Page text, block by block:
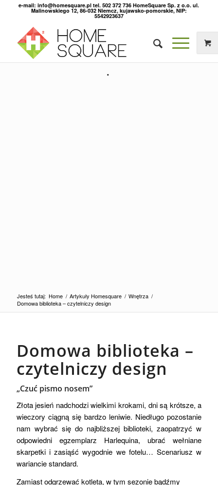
e-mail: info@homesquare.pl tel. 502 372 736 HomeSquare Sp. z o.o. ul.
Malinowskiego 12, 86-032 Niemcz, kujawsko-pomorskie, NIP:
5542923637
Jesteś tutaj: Home / Artykuły Homesquare / Wnętrza /
Domowa biblioteka – czytelniczy design
Domowa biblioteka –
czytelniczy design
„Czuć pismo nosem”
Złota jesień nadchodzi wielkimi krokami, dni są krótsze, a
wieczory ciągną się bardzo leniwie. Niedługo pozostanie
nam wybrać się do najbliższej biblioteki, zaopatrzyć w
odpowiedni egzemplarz Harlequina, ubrać wełniane
skarpetki i zasiąść wygodnie we fotelu… Scenariusz w
wariancie standard.
Zamiast odgrzewać kotleta, w tym sezonie bądźmy